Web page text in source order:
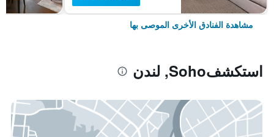
مشاهدة الفنادق الأخرى الموصى بها
استكشفSoho, لندن